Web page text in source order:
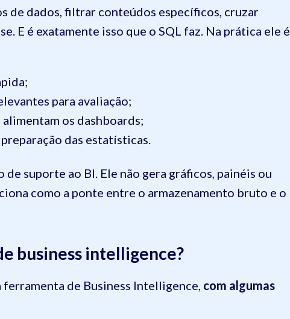
de dados, filtrar conteúdos específicos, cruzar
E é exatamente isso que o SQL faz. Na prática ele é
para avaliação;
os dashboards;
das estatísticas.
de suporte ao BI. Ele não gera gráficos, painéis ou
como a ponte entre o armazenamento bruto e o
business intelligence?
ferramenta de Business Intelligence, com algumas